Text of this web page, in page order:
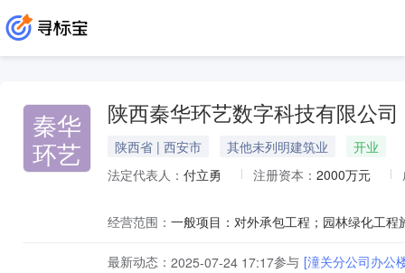
秦华
环艺
陕西秦华环艺数字科技有限公司
陕西省 | 西安市 其他未列明建筑业
开业
法定代表人： 付立勇 注册资本： 2000万元
经营范围：
最新动态： 2025-07-24 17:17参与 [潼关分公司办公